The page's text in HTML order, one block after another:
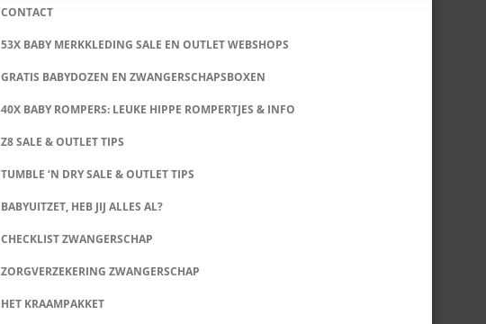
CONTACT
53X BABY MERKKLEDING SALE EN OUTLET WEBSHOPS
GRATIS BABYDOZEN EN ZWANGERSCHAPSBOXEN
40X BABY ROMPERS: LEUKE HIPPE ROMPERTJES & INFO
Z8 SALE & OUTLET TIPS
TUMBLE ‘N DRY SALE & OUTLET TIPS
BABYUITZET, HEB JIJ ALLES AL?
CHECKLIST ZWANGERSCHAP
ZORGVERZEKERING ZWANGERSCHAP
HET KRAAMPAKKET